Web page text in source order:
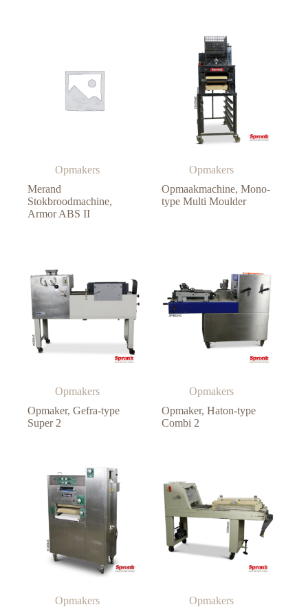
Opmakers
Merand
Stokbroodmachine,
Armor ABS II
Opmakers
Opmaakmachine, Mono-
type Multi Moulder
Opmakers
Opmaker, Gefra-type
Super 2
Opmakers
Opmaker, Haton-type
Combi 2
Opmakers
Opmakers